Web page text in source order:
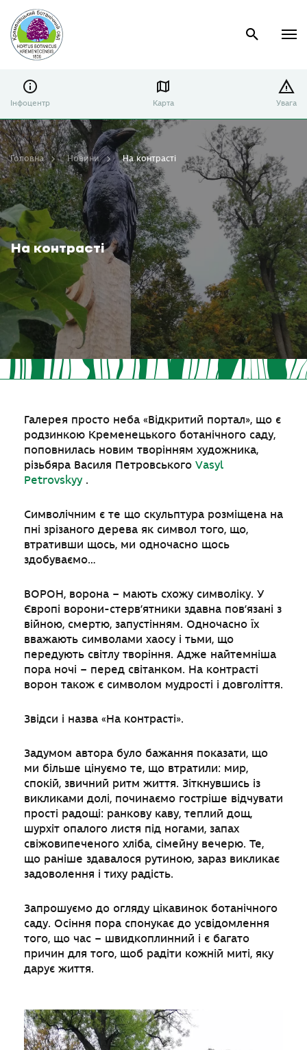
Інфоцентр Карта Увага
На контрасті
Головна Новини На контрасті
Галерея просто неба «Відкритий портал», що є
родзинкою Кременецького ботанічного саду,
поповнилась новим творінням художника,
різьбяра Василя Петровського Vasyl
Petrovskyy.
Символічним є те що скульптура розміщена на
пні зрізаного дерева як символ того, що,
втративши щось, ми одночасно щось
здобуваємо…
ВОРОН, ворона – мають схожу символіку. У
Європі ворони-стерв’ятники здавна пов’язані з
війною, смертю, запустінням. Одночасно їх
вважають символами хаосу і тьми, що
передують світлу творіння. Адже найтемніша
пора ночі – перед світанком. На контрасті
ворон також є символом мудрості і довголіття.
Звідси і назва «На контрасті».
Задумом автора було бажання показати, що
ми більше цінуємо те, що втратили: мир,
спокій, звичний ритм життя. Зіткнувшись із
викликами долі, починаємо гостріше відчувати
прості радощі: ранкову каву, теплий дощ,
шурхіт опалого листя під ногами, запах
свіжовипеченого хліба, сімейну вечерю. Те,
що раніше здавалося рутиною, зараз викликає
задоволення і тиху радість.
Запрошуємо до огляду цікавинок ботанічного
саду. Осіння пора спонукає до усвідомлення
того, що час – швидкоплинний і є багато
причин для того, щоб радіти кожній миті, яку
дарує життя.